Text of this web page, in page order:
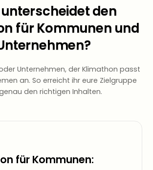
den
für Kommunen und
Unternehmen, der Klimathon passt
an. So erreicht ihr eure Zielgruppe
den richtigen Inhalten.
für Kommunen: